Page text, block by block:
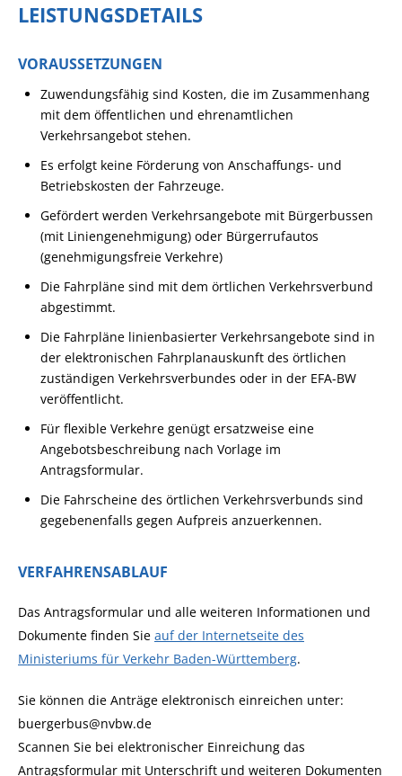
LEISTUNGSDETAILS
VORAUSSETZUNGEN
Zuwendungsfähig sind Kosten, die im Zusammenhang
mit dem öffentlichen und ehrenamtlichen
Verkehrsangebot stehen.
Es erfolgt keine Förderung von Anschaffungs- und
Betriebskosten der Fahrzeuge.
Gefördert werden Verkehrsangebote mit Bürgerbussen
(mit Liniengenehmigung) oder Bürgerrufautos
(genehmigungsfreie Verkehre)
Die Fahrpläne sind mit dem örtlichen Verkehrsverbund
abgestimmt.
Die Fahrpläne linienbasierter Verkehrsangebote sind in
der elektronischen Fahrplanauskunft des örtlichen
zuständigen Verkehrsverbundes oder in der EFA-BW
veröffentlicht.
Für flexible Verkehre genügt ersatzweise eine
Angebotsbeschreibung nach Vorlage im
Antragsformular.
Die Fahrscheine des örtlichen Verkehrsverbunds sind
gegebenenfalls gegen Aufpreis anzuerkennen.
VERFAHRENSABLAUF
Das Antragsformular und alle weiteren Informationen und
Dokumente finden Sie auf der Internetseite des
Ministeriums für Verkehr Baden-Württemberg.
Sie können die Anträge elektronisch einreichen unter:
buergerbus@nvbw.de
Scannen Sie bei elektronischer Einreichung das
Antragsformular mit Unterschrift und weiteren Dokumenten